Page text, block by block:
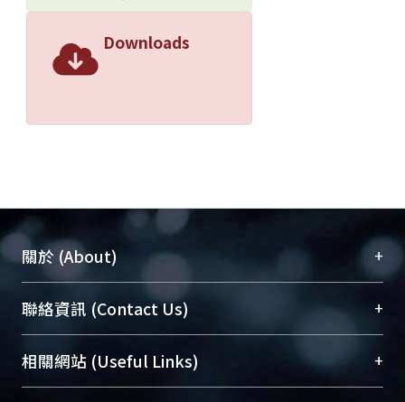
Downloads
關於 (About) +
臺大位居世界頂尖大學之列，為永久珍藏及向國際
展現本校豐碩的研究成果及學術能量，圖書館整合
機構典藏（NTUR）與學術庫（AH）不同功能平
台，成為臺大學術典藏NTU scholars。期能整合研
聯絡資訊 (Contact Us) +
總館學科館員(Main Library)
醫學圖書館學科館員(Medical Library)
相關網站 (Useful Links) +